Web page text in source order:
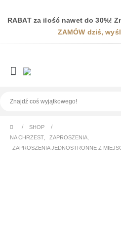
RABAT za ilość nawet do 30%!
ZAMÓW dziś,
SHOP
NA CHRZEST
ZAPROSZENIA
ZAPROSZENIA JEDNOSTRONNE Z